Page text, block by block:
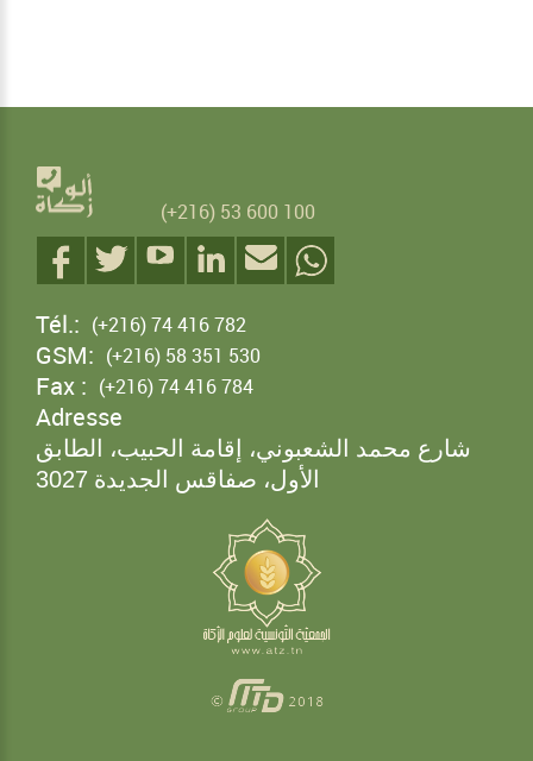
(+216) 53 600 100
Tél.: (+216) 74 416 782
GSM: (+216) 58 351 530
Fax : (+216) 74 416 784
Adresse
شارع محمد الشعبوني، إقامة الحبيب، الطابق
الأول، صفاقس الجديدة 3027